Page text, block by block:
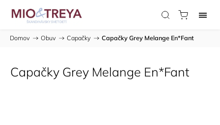
Domov / Obuv / Capačky / Capačky Grey Melange En*Fant
Capačky Grey Melange En*Fant